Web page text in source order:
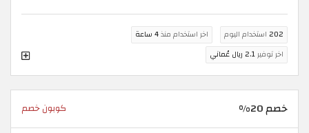
202 استخدام اليوم اخر استخدام منذ4 ساعة
اخر توفير2.1 ريال عُماني
خصم 20% كوبون خصم